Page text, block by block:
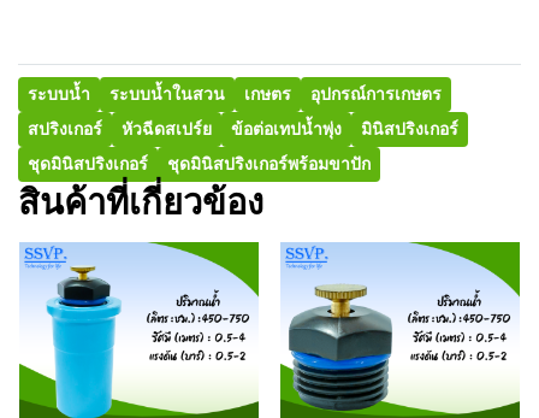
ระบบน้ำ ระบบน้ำในสวน เกษตร
อุปกรณ์การเกษตร
สปริงเกอร์
หัวฉีดสเปร์ย ข้อต่อเทปน้ำพุ่ง
มินิสปริงเกอร์
ชุดมินิสปริงเกอร์
ชุดมินิสปริงเกอร์พร้อมขาปัก
สินค้าที่เกี่ยวข้อง